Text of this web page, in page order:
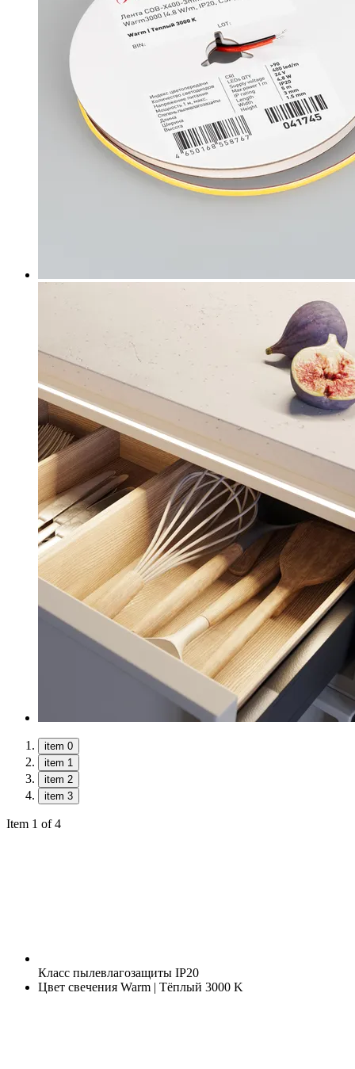
item 0
item 1
item 2
item 3
Item 1 of 4
Класс пылевлагозащиты IP20
Цвет свечения Warm | Тёплый 3000 K